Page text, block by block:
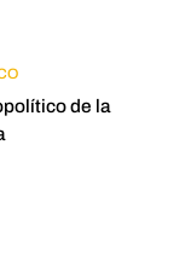
de la